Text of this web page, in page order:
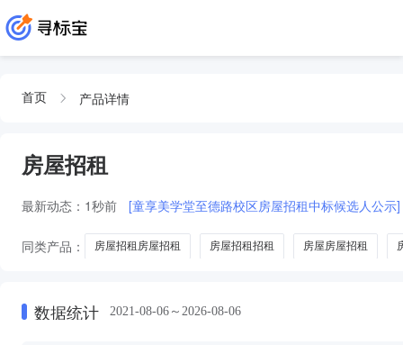
首页 产品详情
房屋招租
最新动态： 1秒前 [童享美学堂至德路校区房屋招租中标候选人公示]
同类产品： 房屋招租房屋招租 房屋招租招租 房屋房屋招租
数据统计 2021-08-06～2026-08-06